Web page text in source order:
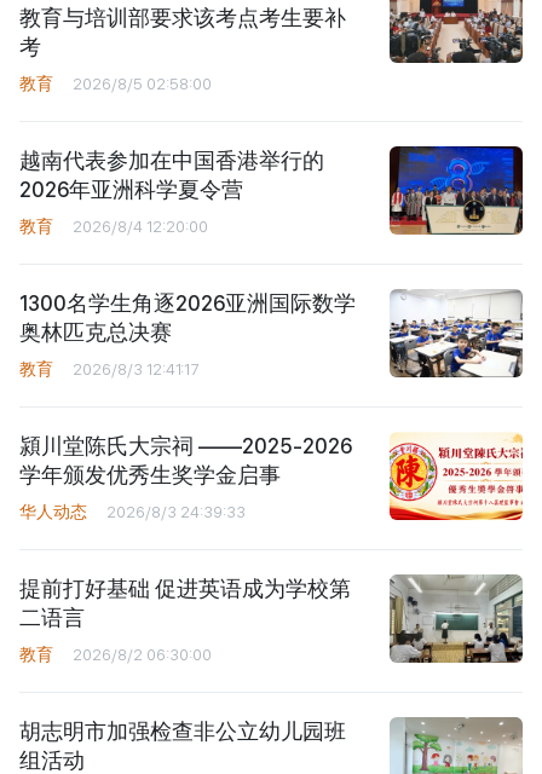
教育与培训部要求该考点考生要补
考
教育 2026/8/5 02:58:00
越南代表参加在中国香港举行的
2026年亚洲科学夏令营
教育 2026/8/4 12:20:00
1300名学生角逐2026亚洲国际数学
奥林匹克总决赛
教育 2026/8/3 12:41:17
潁川堂陈氏大宗祠 ——2025-2026
学年颁发优秀生奖学金启事
华人动态 2026/8/3 24:39:33
提前打好基础 促进英语成为学校第
二语言
教育 2026/8/2 06:30:00
胡志明市加强检查非公立幼儿园班
组活动